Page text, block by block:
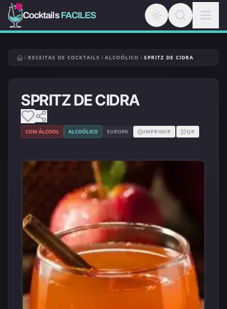
CocktailsFACILES
RECEITAS DE COCKTAILS ALCOÓLICO SPRITZ DE CIDRA
SPRITZ DE CIDRA
COM ÁLCOOL ALCOÓLICO EUROPA IMPRIMIR QR